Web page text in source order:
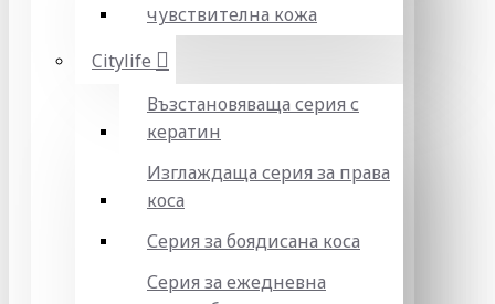
чувствителна кожа
Citylife
Възстановяваща серия с
кератин
Изглаждаща серия за права
коса
Серия за боядисана коса
Серия за ежедневна